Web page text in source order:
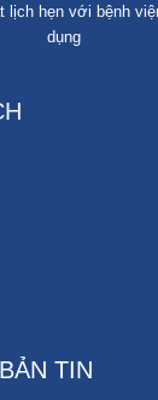
hẹn với bệnh
dụng
TIN